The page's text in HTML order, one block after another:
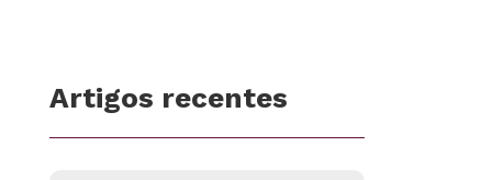
Artigos recentes